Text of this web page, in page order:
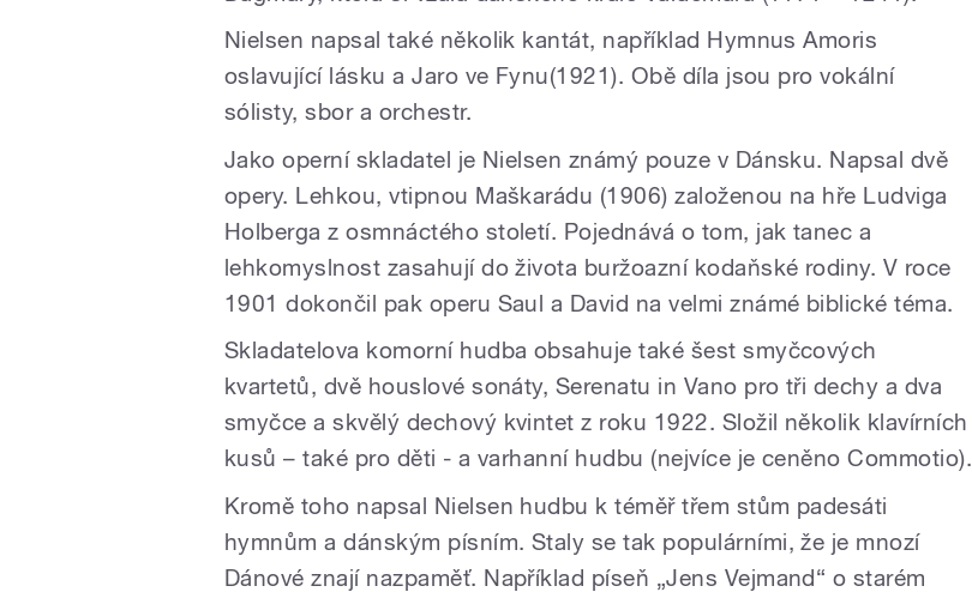
Nielsen napsal také několik kantát, například Hymnus Amoris
oslavující lásku a Jaro ve Fynu(1921). Obě díla jsou pro vokální
sólisty, sbor a orchestr.
Jako operní skladatel je Nielsen známý pouze v Dánsku. Napsal dvě
opery. Lehkou, vtipnou Maškarádu (1906) založenou na hře Ludviga
Holberga z osmnáctého století. Pojednává o tom, jak tanec a
lehkomyslnost zasahují do života buržoazní kodaňské rodiny. V roce
1901 dokončil pak operu Saul a David na velmi známé biblické téma.
Skladatelova komorní hudba obsahuje také šest smyčcových
kvartetů, dvě houslové sonáty, Serenatu in Vano pro tři dechy a dva
smyčce a skvělý dechový kvintet z roku 1922. Složil několik klavírních
kusů – také pro děti - a varhanní hudbu (nejvíce je ceněno Commotio).
Kromě toho napsal Nielsen hudbu k téměř třem stům padesáti
hymnům a dánským písním. Staly se tak populárními, že je mnozí
Dánové znají nazpaměť. Například píseň „Jens Vejmand“ o starém